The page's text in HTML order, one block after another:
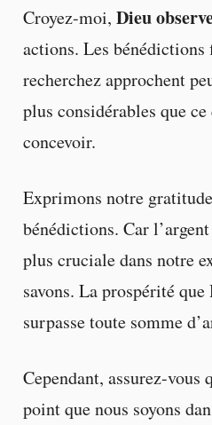
Croyez-moi, Dieu
actions. Les bénédictions
recherchez approchent
plus considérables que
concevoir.
Exprimons notre
bénédictions. Car
plus cruciale dans notre
savons. La prospérité
surpasse toute somme
Cependant, assurez-vous
point que nous soyons